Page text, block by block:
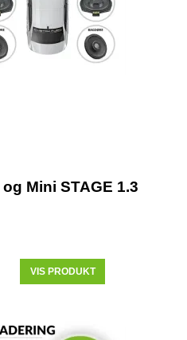
Mini STAGE 1.3
VIS PRODUKT